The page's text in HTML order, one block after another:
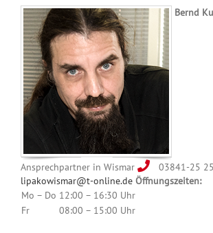
Bernd
Ansprechpartner in Wismar
03841-25
lipakowismar@t-online.de Öffnungszeiten:
Mo – Do 12:00 – 16:30 Uhr
Fr
08:00 – 15:00 Uhr